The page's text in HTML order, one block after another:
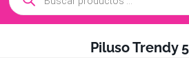
Piluso Trendy